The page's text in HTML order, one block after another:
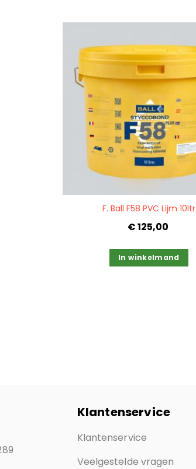
F. Ball F58 PVC Lijm 10ltr
€ 125,00
In winkelmand
Klantenservice
Klantenservice
Veelgestelde vragen